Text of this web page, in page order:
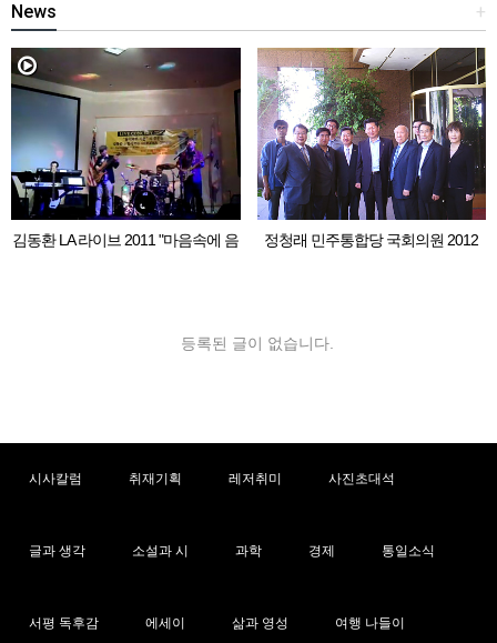
+
News
김동환 LA 라이브 2011 "마음속에 음
정청래 민주통합당 국회의원 2012
등록된 글이 없습니다.
시사칼럼 취재기획 레저취미 사진초대석
글과 생각 소설과 시 과학 경제 통일소식
서평 독후감 에세이 삶과 영성 여행 나들이